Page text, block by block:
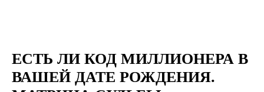
ЕСТЬ ЛИ КОД МИЛЛИОНЕРА В
ВАШЕЙ ДАТЕ РОЖДЕНИЯ.